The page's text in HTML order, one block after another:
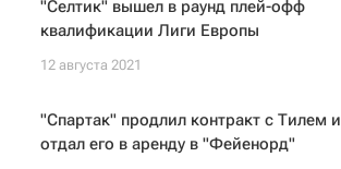
"Селтик" вышел в раунд плей-офф
квалификации Лиги Европы
12 августа 2021
"Спартак" продлил контракт с Тилем и
отдал его в аренду в "Фейенорд"